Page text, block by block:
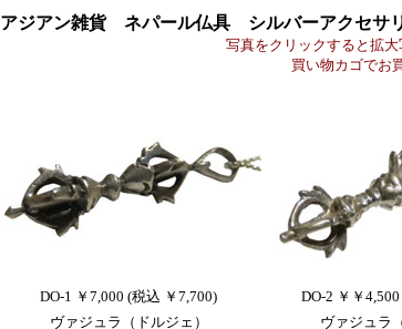
アジアン雑貨 ネパール仏具 シルバーアクセサ
写真をクリックすると拡大
買い物カゴでお
DO-1 ￥7,000 (税込 ￥7,700) DO-2 ￥￥
ヴァジュラ（ドルジェ）
ヴァジュラ